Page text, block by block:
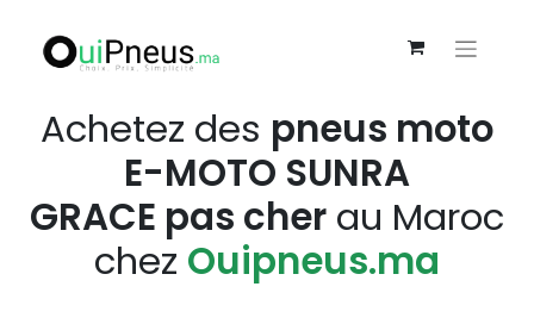
Achetez des pneus moto
E-MOTO SUNRA
GRACE pas cher au Maroc
chez Ouipneus.ma